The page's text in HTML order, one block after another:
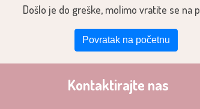
Došlo je do greške, molimo vratite se na
Povratak na početnu
Kontaktirajte nas